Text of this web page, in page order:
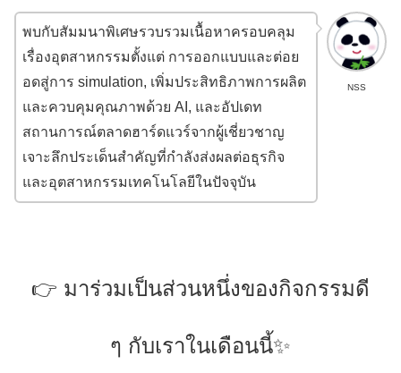
NSS
พบกับสัมมนาพิเศษรวบรวมเนื้อหาครอบคลุม
เรื่องอุตสาหกรรมตั้งแต่ การออกแบบและต่อย
อดสู่การ simulation, เพิ่มประสิทธิภาพการผลิต
และควบคุมคุณภาพด้วย AI, และอัปเดท
สถานการณ์ตลาดฮาร์ดแวร์จากผู้เชี่ยวชาญ
เจาะลึกประเด็นสำคัญที่กำลังส่งผลต่อธุรกิจ
และอุตสาหกรรมเทคโนโลยีในปัจจุบัน
👉 มาร่วมเป็นส่วนหนึ่งของกิจกรรมดี
ๆ กับเราในเดือนนี้✨